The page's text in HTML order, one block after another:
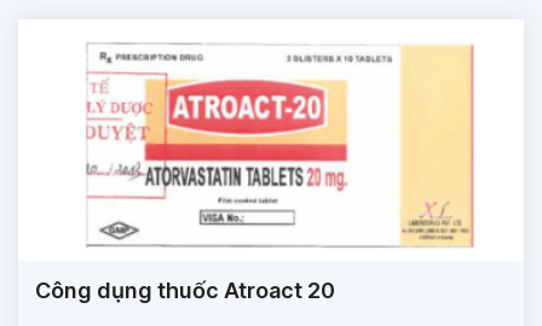
Công dụng thuốc Atroact 20